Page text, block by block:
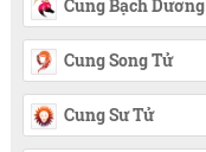
Cung Bạch Dương
Cung Song Tử
Cung Sư Tử